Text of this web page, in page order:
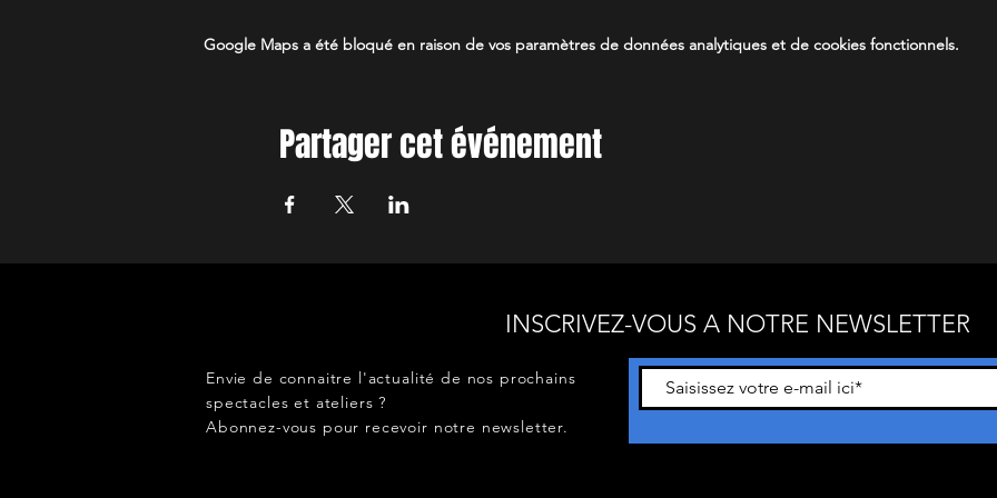
Google Maps a été bloqué en raison de vos paramètres de données analytiques et de cookies fonctionnels.
Partager cet événement
INSCRIVEZ-VOUS A NOTRE NEWSLETTER
Envie de connaitre l'actualité de nos prochains
spectacles et ateliers ?
Abonnez-vous pour recevoir notre newsletter.